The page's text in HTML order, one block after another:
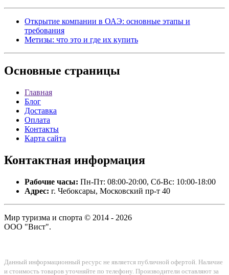
Открытие компании в ОАЭ: основные этапы и
требования
Метизы: что это и где их купить
Основные страницы
Главная
Блог
Доставка
Оплата
Контакты
Карта сайта
Контактная информация
Рабочие часы: Пн-Пт: 08:00-20:00, Сб-Вс: 10:00-18:00
Адрес: г. Чебоксары, Московский пр-т 40
Мир туризма и спорта © 2014 - 2026
ООО "Вист".
Данный информационный ресурс не является публичной офертой. Наличие
и стоимость товаров уточняйте по телефону. Производители оставляют за